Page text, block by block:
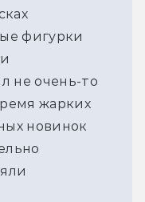
фигурки
не очень-то
жарких
новинок